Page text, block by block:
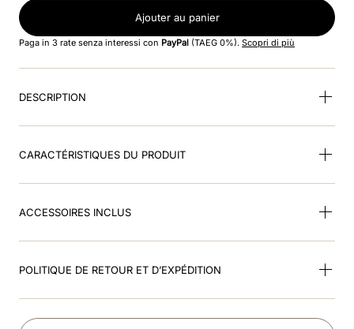
Ajouter au panier
Paga in 3 rate senza interessi con PayPal (TAEG 0%). Scopri di più
DESCRIPTION
CARACTÉRISTIQUES DU PRODUIT
ACCESSOIRES INCLUS
POLITIQUE DE RETOUR ET D’EXPÉDITION